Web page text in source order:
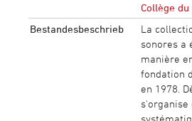
Collège
Bestandesbeschrieb
La
sonores a
manière
fondation
en 1978.
s'organise